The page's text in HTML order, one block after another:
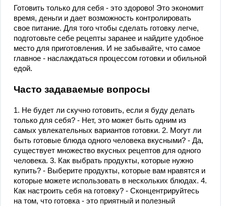
Готовить только для себя - это здорово! Это экономит
время, деньги и дает возможность контролировать
свое питание. Для того чтобы сделать готовку легче,
подготовьте себе рецепты заранее и найдите удобное
место для приготовления. И не забывайте, что самое
главное - наслаждаться процессом готовки и обильной
едой.
Часто задаваемые вопросы
1. Не будет ли скучно готовить, если я буду делать
только для себя? - Нет, это может быть одним из
самых увлекательных вариантов готовки. 2. Могут ли
быть готовые блюда одного человека вкусными? - Да,
существует множество вкусных рецептов для одного
человека. 3. Как выбрать продукты, которые нужно
купить? - Выберите продукты, которые вам нравятся и
которые можете использовать в нескольких блюдах. 4.
Как настроить себя на готовку? - Сконцентрируйтесь
на том, что готовка - это приятный и полезный